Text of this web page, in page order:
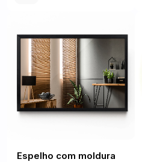
Espelho com moldura